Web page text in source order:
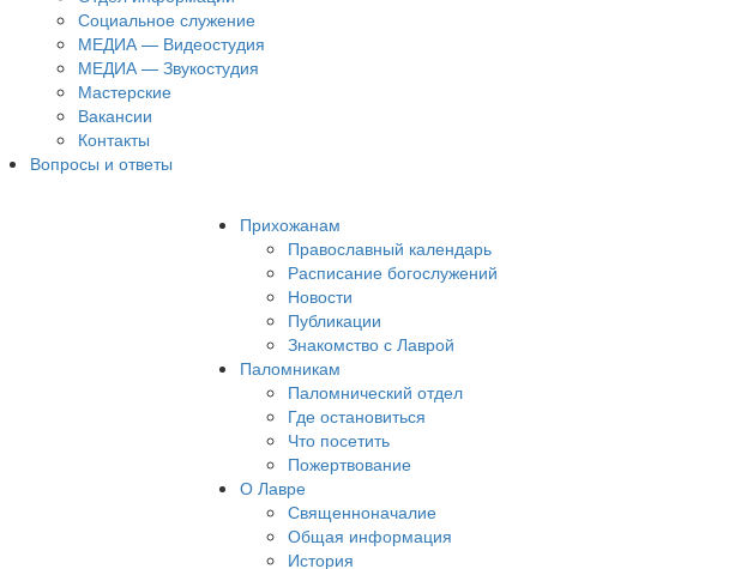
Социальное служение
МЕДИА — Видеостудия
МЕДИА — Звукостудия
Мастерские
Вакансии
Контакты
Вопросы и ответы
Прихожанам
Православный календарь
Расписание богослужений
Новости
Публикации
Знакомство с Лаврой
Паломникам
Паломнический отдел
Где остановиться
Что посетить
Пожертвование
О Лавре
Священноначалие
Общая информация
История